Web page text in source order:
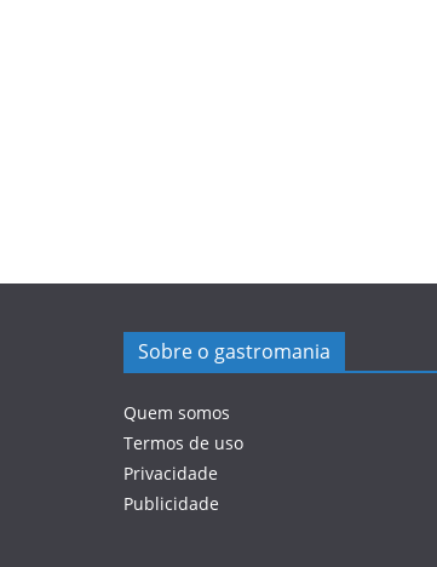
Sobre o gastromania
Quem somos
Termos de uso
Privacidade
Publicidade